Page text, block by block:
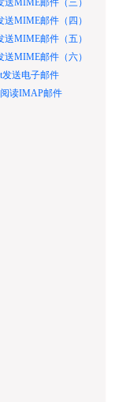
送MIME邮件（三）
送MIME邮件（四）
送MIME邮件（五）
送MIME邮件（六）
发送电子邮件
读IMAP邮件